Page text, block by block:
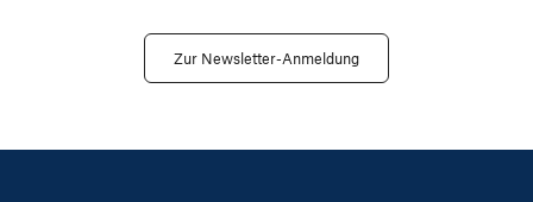
Zur Newsletter-Anmeldung